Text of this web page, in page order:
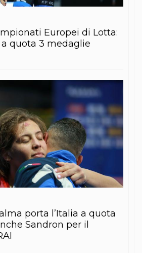
Europei di Lotta:
a quota 3 medaglie
porta l’Italia a quota
Sandron per il